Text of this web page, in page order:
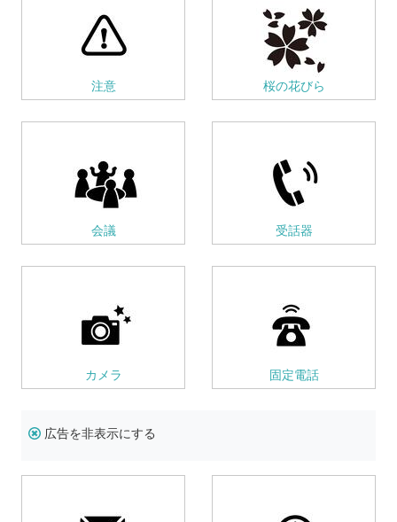
注意 桜の花びら
会議 受話器
カメラ 固定電話
広告を非表示にする